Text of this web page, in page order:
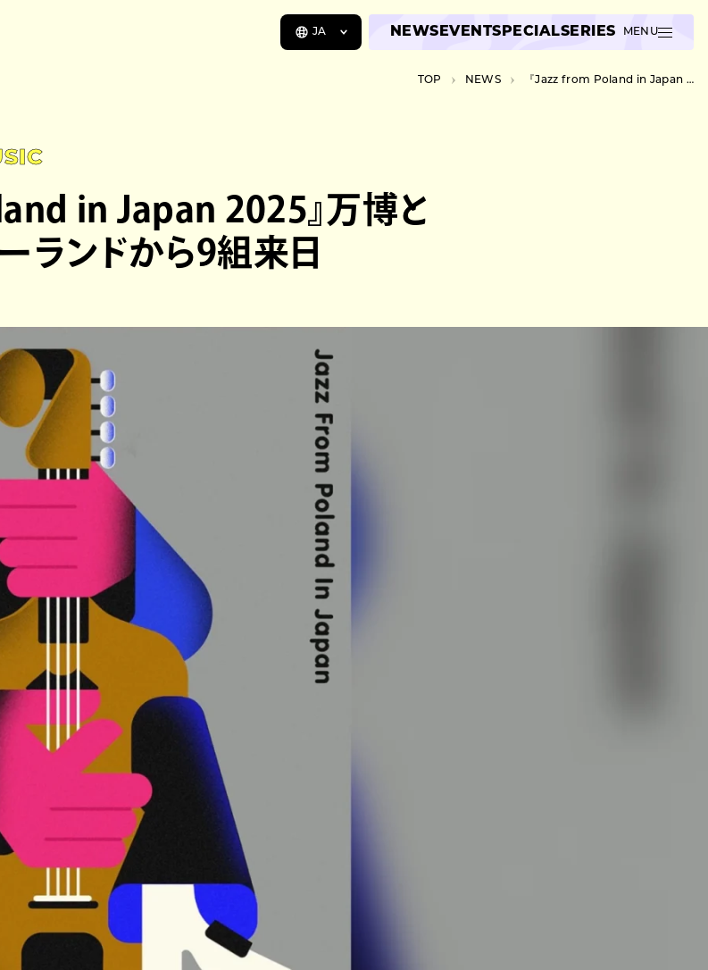
JA NEWS EVENTSPECIALSERIES MENU
TOP NEWS 『Jazz from Poland in Japan 2025』万博と東阪で開催、ポーランドから9組来日
in Japan 2025』万博と
ランドから9組来日